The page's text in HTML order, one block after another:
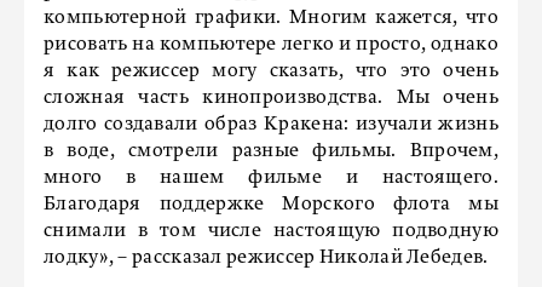
компьютерной графики. Многим кажется, что
рисовать на компьютере легко и просто, однако
я как режиссер могу сказать, что это очень
сложная часть кинопроизводства. Мы очень
долго создавали образ Кракена: изучали жизнь
в воде, смотрели разные фильмы. Впрочем,
много в нашем фильме и настоящего.
Благодаря поддержке Морского флота мы
снимали в том числе настоящую подводную
лодку», – рассказал режиссер Николай Лебедев.